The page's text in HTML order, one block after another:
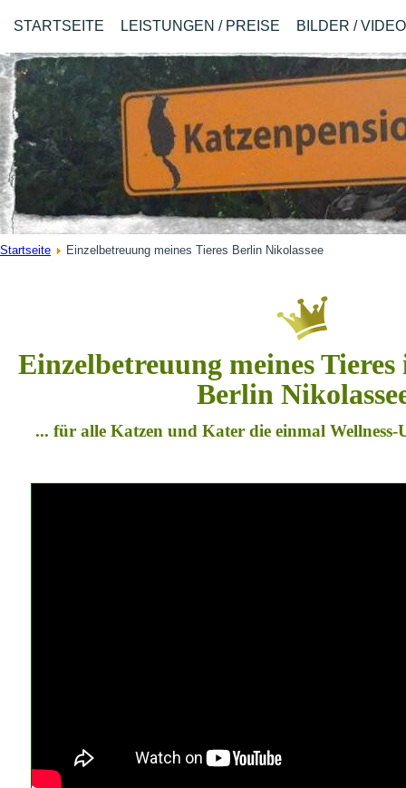
STARTSEITE LEISTUNGEN / PREISE BILDER /
Startseite Einzelbetreuung meines Tieres Berlin Nikolassee
Einzelbetreuung meines
Berlin
... für alle Katzen und Kater die einmal